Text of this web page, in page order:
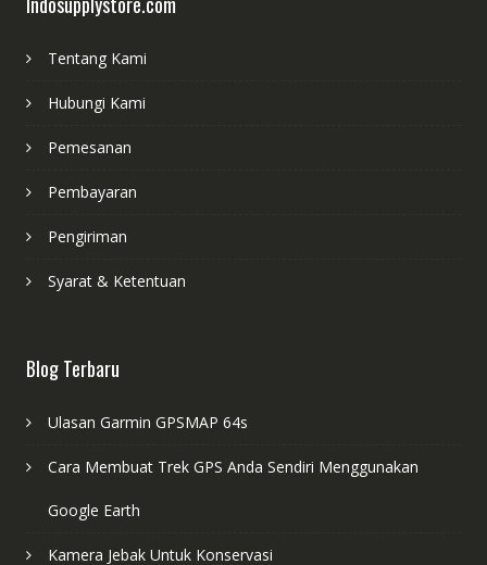
Tentang Kami
Hubungi Kami
Pemesanan
Pembayaran
Pengiriman
Syarat & Ketentuan
Blog Terbaru
Ulasan Garmin GPSMAP 64s
Cara Membuat Trek GPS Anda Sendiri Menggunakan
Google Earth
Kamera Jebak Untuk Konservasi